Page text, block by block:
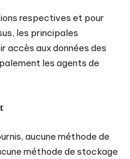
respectives et pour
les principales
accès aux données des
les agents de
aucune méthode de
méthode de stockage